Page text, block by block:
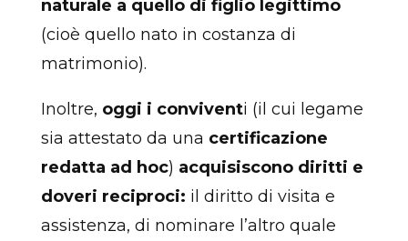
naturale a quello di figlio legittimo
(cioè quello nato in costanza di
matrimonio).
Inoltre, oggi i conviventi (il cui legame
sia attestato da una certificazione
redatta ad hoc) acquisiscono diritti e
doveri reciproci: il diritto di visita e
assistenza, di nominare l’altro quale